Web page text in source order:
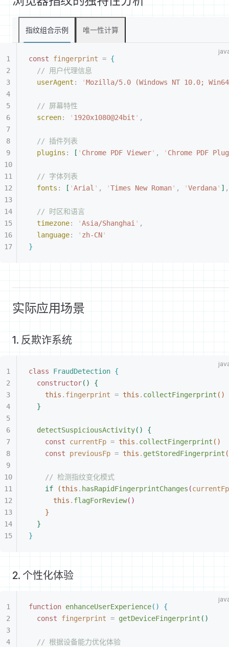
指纹组合示例 唯一性计算
const fingerprint = {
// 用户代理信息
userAgent : 'Mozilla/5.0 (Windows NT 10.0;
// 屏幕特性
screen: ' 1920x1080@24bit ' ,
// 插件列表
plugins : [ ' Chrome PDF Viewer' , ' Chrome PDF
// 字体列表
fonts : [ 'Arial ' , 'Times New Roman' , 'Verdana' ] ,
// 时区和语言
timezone: 'Asia/Shanghai ' ,
language: ' zh-CN'
}
实际应用场景
1. 反欺诈系统
class FraudDetection {
constructor( )
{
this . fingerprint = this . collectFingerprint ( )
}
detectSuspiciousActivity( )
{
const currentFp = this . collectFingerprint ( )
const previousFp = this . getStoredFingerprint (
// 检测指纹变化模式
if
(this . hasRapidFingerprintChanges (currentFp
this . flagForReview( )
}
}
}
2. 个性化体验
function enhanceUserExperience( )
{
const fingerprint = getDeviceFingerprint ( )
// 根据设备能力优化体验